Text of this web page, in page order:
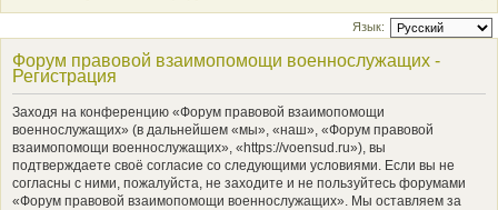
ои
Язык:
Форум правовой взаимопомощи военнослужащих -
Регистрация
Заходя на конференцию «Форум правовой взаимопомощи
военнослужащих» (в дальнейшем «мы», «наш», «Форум правовой
взаимопомощи военнослужащих», «https://voensud.ru»), вы
подтверждаете своё согласие со следующими условиями. Если вы не
согласны с ними, пожалуйста, не заходите и не пользуйтесь форумами
«Форум правовой взаимопомощи военнослужащих». Мы оставляем за